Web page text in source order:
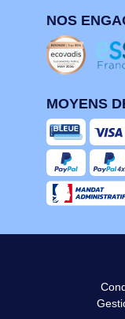
NOS
MOYENS